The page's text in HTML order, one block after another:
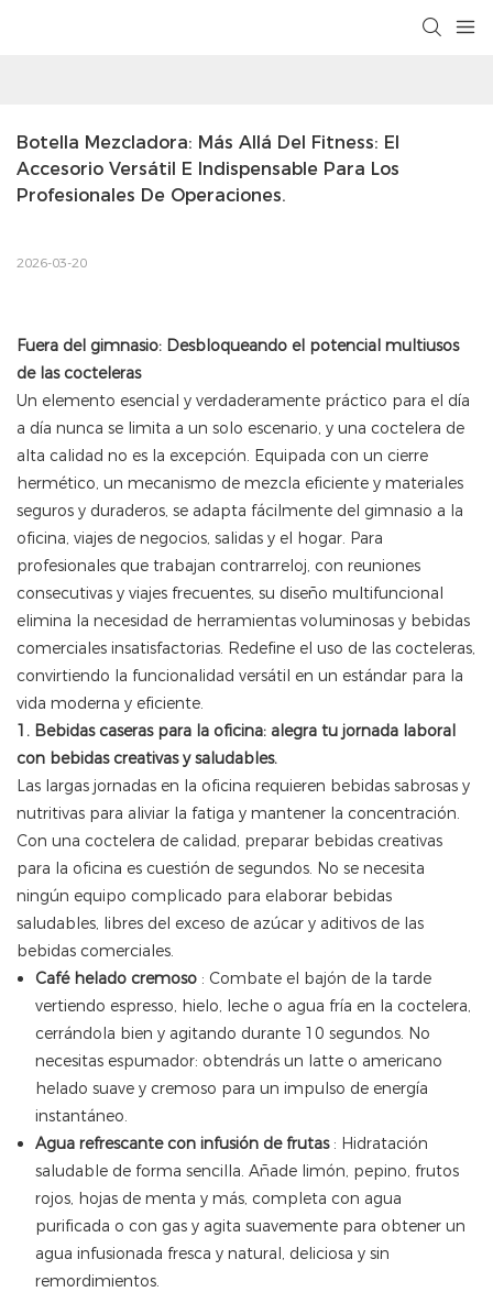
Botella Mezcladora: Más Allá Del Fitness: El
Accesorio Versátil E Indispensable Para Los
Profesionales De Operaciones.
2026-03-20
Fuera del gimnasio: Desbloqueando el potencial multiusos
de las cocteleras
Un elemento esencial y verdaderamente práctico para el día
a día nunca se limita a un solo escenario, y una coctelera de
alta calidad no es la excepción. Equipada con un cierre
hermético, un mecanismo de mezcla eficiente y materiales
seguros y duraderos, se adapta fácilmente del gimnasio a la
oficina, viajes de negocios, salidas y el hogar. Para
profesionales que trabajan contrarreloj, con reuniones
consecutivas y viajes frecuentes, su diseño multifuncional
elimina la necesidad de herramientas voluminosas y bebidas
comerciales insatisfactorias. Redefine el uso de las cocteleras,
convirtiendo la funcionalidad versátil en un estándar para la
vida moderna y eficiente.
1. Bebidas caseras para la oficina: alegra tu jornada laboral
con bebidas creativas y saludables.
Las largas jornadas en la oficina requieren bebidas sabrosas y
nutritivas para aliviar la fatiga y mantener la concentración.
Con una coctelera de calidad, preparar bebidas creativas
para la oficina es cuestión de segundos. No se necesita
ningún equipo complicado para elaborar bebidas
saludables, libres del exceso de azúcar y aditivos de las
bebidas comerciales.
Café helado cremoso: Combate el bajón de la tarde
vertiendo espresso, hielo, leche o agua fría en la coctelera,
cerrándola bien y agitando durante 10 segundos. No
necesitas espumador: obtendrás un latte o americano
helado suave y cremoso para un impulso de energía
instantáneo.
Agua refrescante con infusión de frutas: Hidratación
saludable de forma sencilla. Añade limón, pepino, frutos
rojos, hojas de menta y más, completa con agua
purificada o con gas y agita suavemente para obtener un
agua infusionada fresca y natural, deliciosa y sin
remordimientos.